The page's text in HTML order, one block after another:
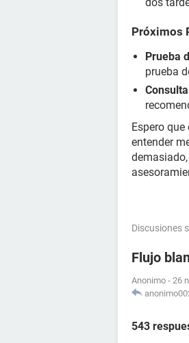
Próximos
Prueba
prueba
Espero
entender
Discusiones
Flujo
Anonimo - 26
543